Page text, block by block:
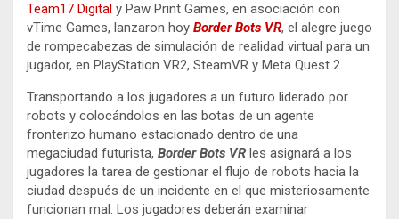
Team17 Digital y Paw Print Games, en asociación con
vTime Games, lanzaron hoy Border Bots VR, el alegre juego
de rompecabezas de simulación de realidad virtual para un
jugador, en PlayStation VR2, SteamVR y Meta Quest 2.
Transportando a los jugadores a un futuro liderado por
robots y colocándolos en las botas de un agente
fronterizo humano estacionado dentro de una
megaciudad futurista, Border Bots VR les asignará a los
jugadores la tarea de gestionar el flujo de robots hacia la
ciudad después de un incidente en el que misteriosamente
funcionan mal. Los jugadores deberán examinar